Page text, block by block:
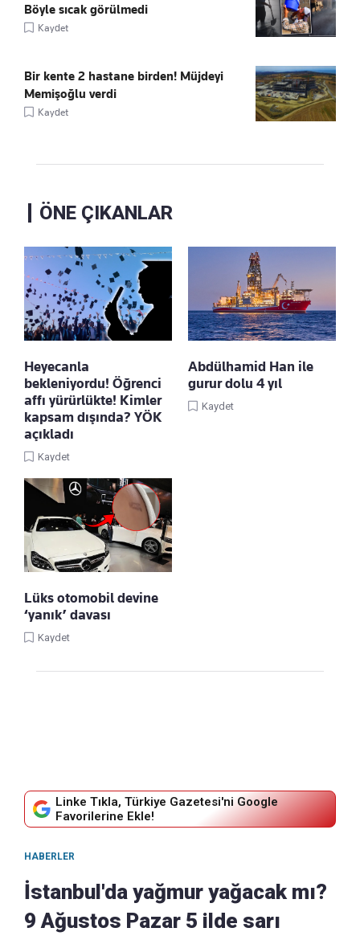
Böyle sıcak görülmedi
Kaydet
Bir kente 2 hastane birden! Müjdeyi
Memişoğlu verdi
Kaydet
ÖNE ÇIKANLAR
Heyecanla
bekleniyordu! Öğrenci
affı yürürlükte! Kimler
kapsam dışında? YÖK
açıkladı
Kaydet
Abdülhamid Han ile
gurur dolu 4 yıl
Kaydet
Lüks otomobil devine
‘yanık’ davası
Kaydet
Linke Tıkla, Türkiye Gazetesi'ni Google
Favorilerine Ekle!
HABERLER
İstanbul'da yağmur yağacak mı?
9 Ağustos Pazar 5 ilde sarı